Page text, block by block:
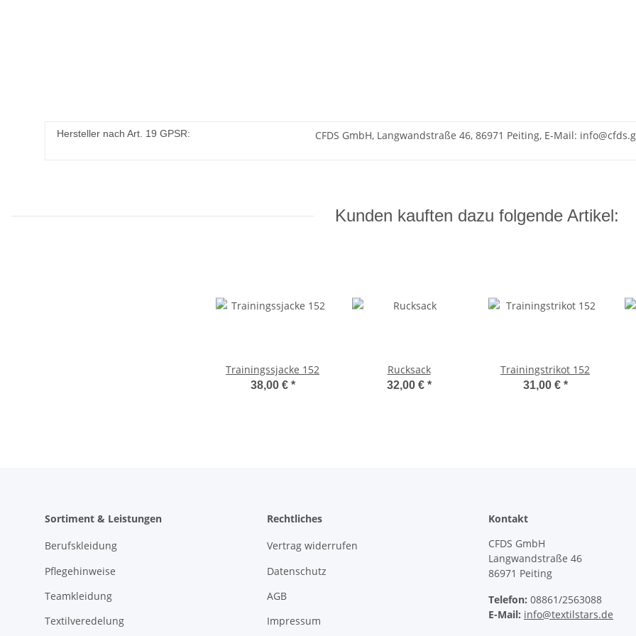
Hersteller nach Art. 19 GPSR: CFDS GmbH, Langwandstraße 46, 86971 Peiting, E-Mail:
Kunden kauften dazu folgende Artikel:
Trainingssjacke 152
38,00 € *
Rucksack
32,00 € *
Trainingstrikot 152
31,00 € *
Sortiment & Leistungen
Berufskleidung
Pflegehinweise
Teamkleidung
Textilveredelung
Rechtliches
Vertrag widerrufen
Datenschutz
AGB
Impressum
Kontakt
CFDS GmbH
Langwandstraße 46
86971 Peiting
Telefon: 08861/2563088
E-Mail: info@textilstars.de